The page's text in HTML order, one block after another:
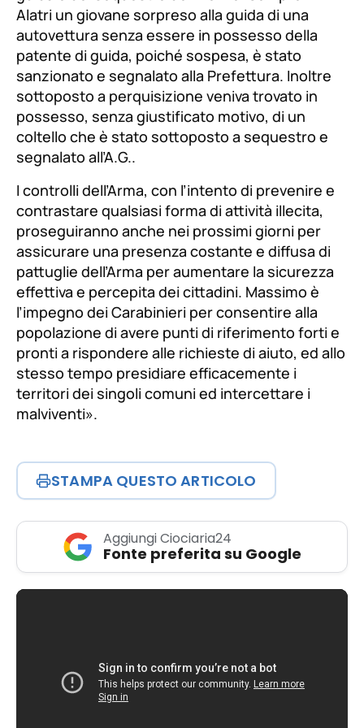
Alatri un giovane sorpreso alla guida di una
autovettura senza essere in possesso della
patente di guida, poiché sospesa, è stato
sanzionato e segnalato alla Prefettura. Inoltre
sottoposto a perquisizione veniva trovato in
possesso, senza giustificato motivo, di un
coltello che è stato sottoposto a sequestro e
segnalato all’A.G..
I controlli dell’Arma, con l’intento di prevenire e
contrastare qualsiasi forma di attività illecita,
proseguiranno anche nei prossimi giorni per
assicurare una presenza costante e diffusa di
pattuglie dell’Arma per aumentare la sicurezza
effettiva e percepita dei cittadini. Massimo è
l’impegno dei Carabinieri per consentire alla
popolazione di avere punti di riferimento forti e
pronti a rispondere alle richieste di aiuto, ed allo
stesso tempo presidiare efficacemente i
territori dei singoli comuni ed intercettare i
malviventi».
STAMPA QUESTO ARTICOLO
Aggiungi Ciociaria24
Fonte preferita su Google